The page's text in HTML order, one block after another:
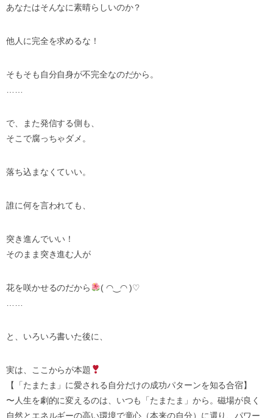
あなたはそんなに素晴らしいのか？
他人に完全を求めるな！
そもそも自分自身が不完全なのだから。
で、また発信する側も、
そこで腐っちゃダメ。
落ち込まなくていい。
誰に何を言われても、
突き進んでいい！
そのまま突き進む人が
花を咲かせるのだから
( ◠‿◠ )♡
と、いろいろ書いた後に、
実は、ここからが本題
【「たまたま」に愛される自分だけの成功パターンを知る合宿】
〜人生を劇的に変えるのは、いつも「たまたま」から。磁場が良く
自然とエネルギーの高い環境で童心（本来の自分）に還り、パワー